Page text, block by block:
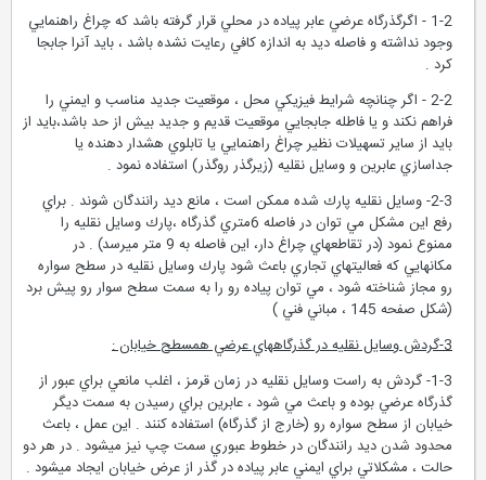
1-2 - اگرگذرگاه عرضي عابر پياده در محلي قرار گرفته باشد كه چراغ راهنمايي
وجود نداشته و فاصله ديد به اندازه كافي رعايت نشده باشد ، بايد آنرا جابجا
كرد .
2-2 - اگر چنانچه شرايط فيزيكي محل ، موقعيت جديد مناسب و ايمني را
فراهم نكند و يا فاطله جابجايي موقعيت قديم و جديد بيش از حد باشد،بايد از
بايد از ساير تسهيلات نظير چراغ راهنمايي يا تابلوي هشدار دهنده يا
جداسازي عابرين و وسايل نقليه (زيرگذر روگذر) استفاده نمود .
2-3- وسايل نقليه پارك شده ممكن است ، مانع ديد رانندگان شوند . براي
رفع اين مشكل مي توان در فاصله 6متري گذرگاه ،پارك وسايل نقليه را
ممنوع نمود (در تقاطعهاي چراغ دار، اين فاصله به 9 متر ميرسد) . در
مكانهايي كه فعاليتهاي تجاري باعث شود پارك وسايل نقليه در سطح سواره
رو مجاز شناخته شود ، مي توان پياده رو را به سمت سطح سوار رو پيش برد
(شكل صفحه 145 ، مباني فني )
1-3- گردش به راست وسايل نقليه در زمان قرمز ، اغلب مانعي براي عبور از
گذرگاه عرضي بوده و باعث مي شود ، عابرين براي رسيدن به سمت ديگر
خيابان از سطح سواره رو (خارج از گذرگاه) استفاده كنند . اين عمل ، باعث
محدود شدن ديد رانندگان در خطوط عبوري سمت چپ نيز ميشود . در هر دو
حالت ، مشكلاتي براي ايمني عابر پياده در گذر از عرض خيابان ايجاد ميشود .